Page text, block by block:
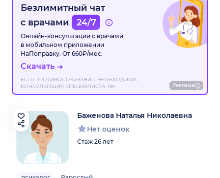
Безлимитный чат
с врачами
24/7
Онлайн-консультации с врачами
в мобильном приложении
НаПоправку. От 660₽/мес.
Скачать
ЕСТЬ ПРОТИВОПОКАЗАНИЯ. НЕОБХОДИМА
КОНСУЛЬТАЦИЯ СПЕЦИАЛИСТА. 18+
Реклама
Баженова Наталья Николаевна
Нет оценок
Стаж 26 лет